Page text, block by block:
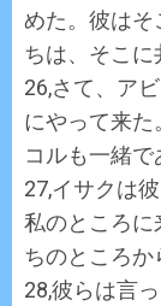
めた。彼はそ
ちは、そこに
26,さて、ア
にやって来
コルも一緒で
27,イサクは
私のところに
ちのところか
28,彼らは言